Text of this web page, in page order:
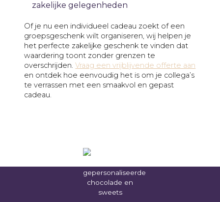
zakelijke gelegenheden
Of je nu een individueel cadeau zoekt of een
groepsgeschenk wilt organiseren, wij helpen je
het perfecte zakelijke geschenk te vinden dat
waardering toont zonder grenzen te
overschrijden.Vraag een vrijblijvende offerte aan
en ontdek hoe eenvoudig het is om je collega’s
te verrassen met een smaakvol en gepast
cadeau.